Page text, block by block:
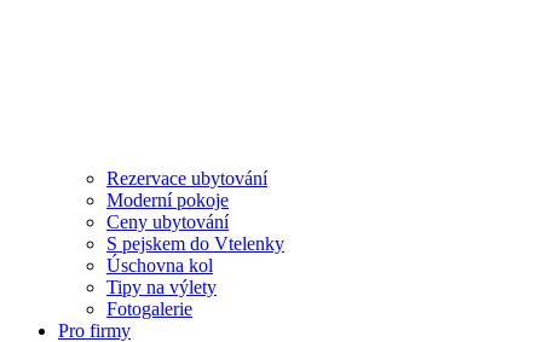
Rezervace ubytování
Moderní pokoje
Ceny ubytování
S pejskem do Vtelenky
Úschovna kol
Tipy na výlety
Fotogalerie
Pro firmy